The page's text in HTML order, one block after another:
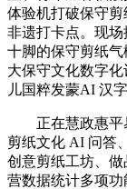
体验机打破保守
非遗打卡点。现
十脚的保守剪纸
大保守文化数字
儿国粹发蒙AI 汉
正在慧政惠平
剪纸文化 AI 问答
创意剪纸工坊、
营数据统计多项